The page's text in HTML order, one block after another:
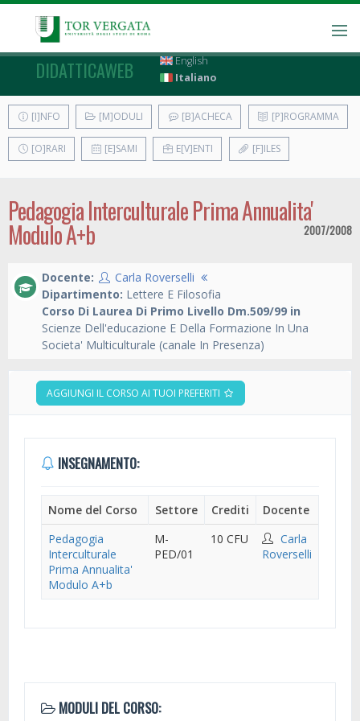
DIDATTICAWEB
English
Italiano
[I]NFO [M]ODULI [B]ACHECA [P]ROGRAMMA
[O]RARI [E]SAMI E[V]ENTI [F]ILES
Pedagogia Interculturale Prima Annualita'
Modulo A+b 2007/2008
Docente:
Carla Roverselli
Dipartimento: Lettere E Filosofia
Corso Di Laurea Di Primo Livello Dm.509/99 in
Scienze Dell'educazione E Della Formazione In Una
Societa' Multiculturale (canale In Presenza)
AGGIUNGI IL CORSO AI TUOI PREFERITI
INSEGNAMENTO:
Nome del Corso Settore Crediti
Docente
Pedagogia
Interculturale
Prima Annualita'
Modulo A+b
M-
PED/01
10 CFU
Carla
Roverselli
MODULI DEL CORSO: